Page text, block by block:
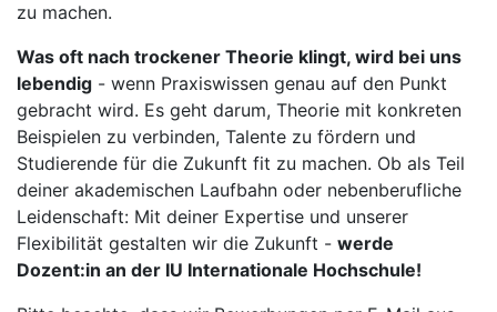
zu machen.
Was oft nach trockener Theorie klingt, wird bei uns
lebendig - wenn Praxiswissen genau auf den Punkt
gebracht wird. Es geht darum, Theorie mit konkreten
Beispielen zu verbinden, Talente zu fördern und
Studierende für die Zukunft fit zu machen. Ob als Teil
deiner akademischen Laufbahn oder nebenberufliche
Leidenschaft: Mit deiner Expertise und unserer
Flexibilität gestalten wir die Zukunft - werde
Dozent:in an der IU Internationale Hochschule!